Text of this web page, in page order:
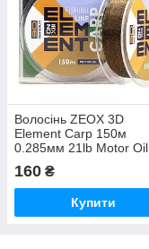
Волосінь ZEOX 3D
Element Carp 150м
0.285мм 21lb Motor Oil
160 ₴
Купити